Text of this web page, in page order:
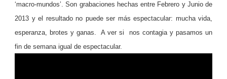
‘macro-mundos’. Son grabaciones hechas entre Febrero y Junio de
2013 y el resultado no puede ser más espectacular: mucha vida,
esperanza, brotes y ganas. A ver si nos contagia y pasamos un
fin de semana igual de espectacular.